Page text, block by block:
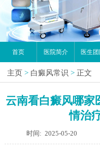
首页 医院简介 医生团
主页 > 白癜风常识 > 正文
云南看白癜风哪家
情治
时间: 2025-05-20